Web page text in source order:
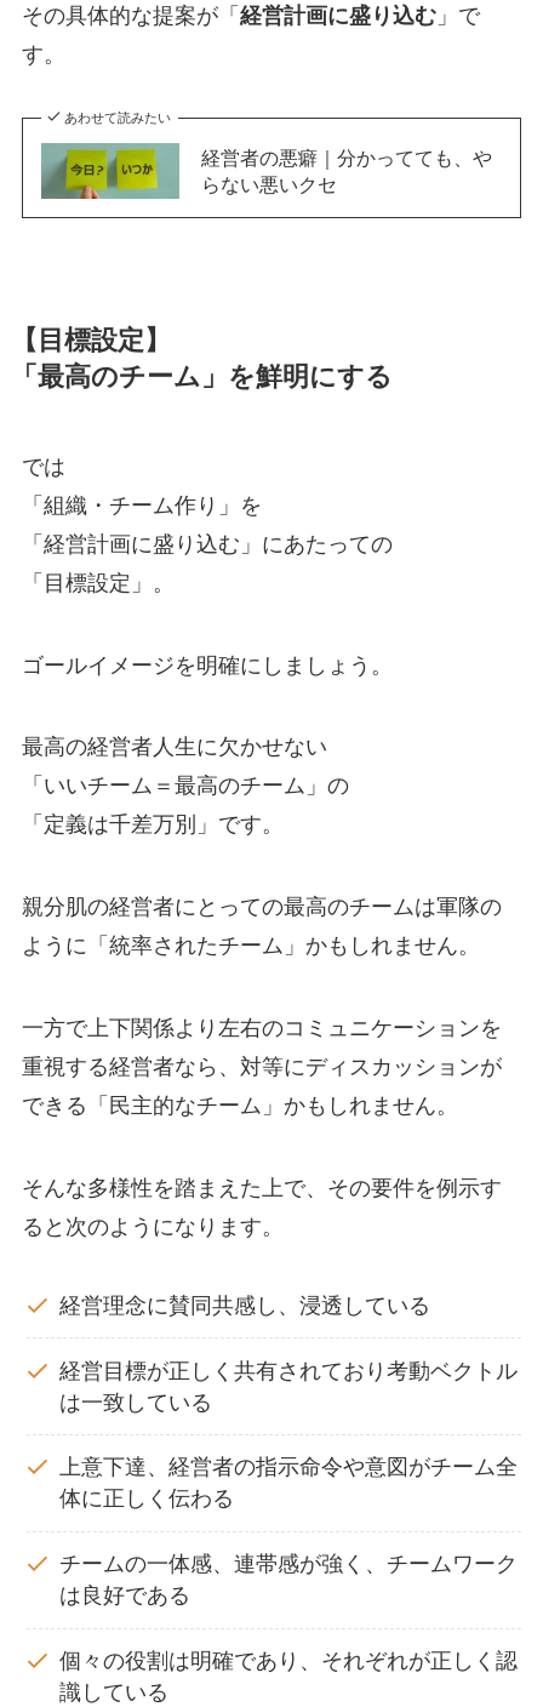
その具体的な提案が「 経営計画に盛り込む」で
す。
あわせて読みたい
経営者の悪癖｜分かってても、や
らない悪いクセ
【目標設定】
「最高のチーム」を鮮明にする
では
「組織・チーム作り」を
「経営計画に盛り込む」にあたっての
「目標設定」。
ゴールイメージを明確にしましょう。
最高の経営者人生に欠かせない
「いいチーム＝最高のチーム」の
「定義は千差万別」です。
親分肌の経営者にとっての最高のチームは軍隊の
ように「統率されたチーム」かもしれません。
一方で上下関係より左右のコミュニケーションを
重視する経営者なら、対等にディスカッションが
できる「民主的なチーム」かもしれません。
そんな多様性を踏まえた上で、その要件を例示す
ると次のようになります。
経営理念に賛同共感し、浸透している
経営目標が正しく共有されており考動ベクトル
は一致している
上意下達、経営者の指示命令や意図がチーム全
体に正しく伝わる
チームの一体感、連帯感が強く、チームワーク
は良好である
個々の役割は明確であり、それぞれが正しく認
識している